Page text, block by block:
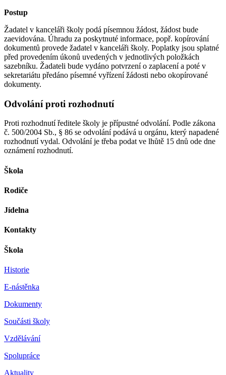
Postup
Žadatel v kanceláři školy podá písemnou žádost, žádost bude
zaevidována. Úhradu za poskytnuté informace, popř. kopírování
dokumentů provede žadatel v kanceláři školy. Poplatky jsou splatné
před provedením úkonů uvedených v jednotlivých položkách
sazebníku. Žadateli bude vydáno potvrzení o zaplacení a poté v
sekretariátu předáno písemné vyřízení žádosti nebo okopírované
dokumenty.
Odvolání proti rozhodnutí
Proti rozhodnutí ředitele školy je přípustné odvolání. Podle zákona
č. 500/2004 Sb., § 86 se odvolání podává u orgánu, který napadené
rozhodnutí vydal. Odvolání je třeba podat ve lhůtě 15 dnů ode dne
oznámení rozhodnutí.
Škola
Rodiče
Jídelna
Kontakty
Škola
Historie
E-nástěnka
Dokumenty
Součásti školy
Vzdělávání
Spolupráce
Aktuality